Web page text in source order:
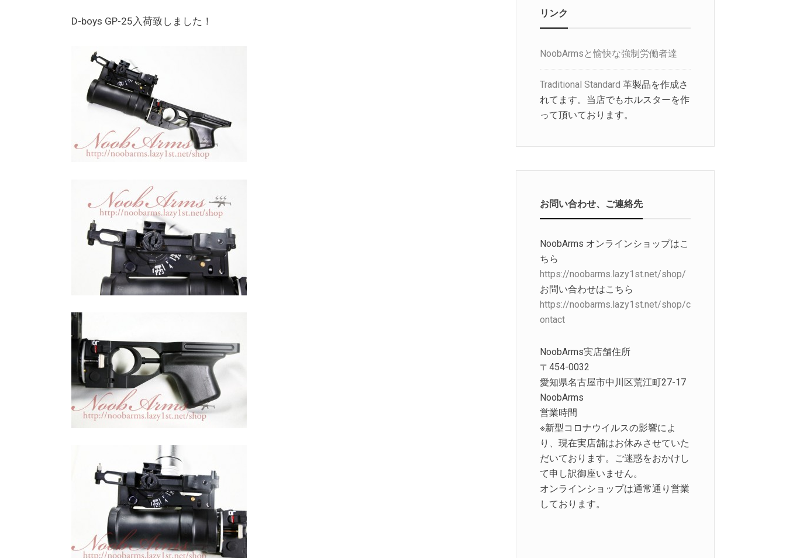
D-boys GP-25入荷致しました！
リンク
NoobArmsと愉快な強制労働者達
Traditional Standard 革製品を作成さ
れてます。当店でもホルスターを作
って頂いております。
お問い合わせ、ご連絡先
NoobArms オンラインショップはこ
ちら
https://noobarms.lazy1st.net/shop/
お問い合わせはこちら
https://noobarms.lazy1st.net/shop/c
ontact
NoobArms実店舗住所
〒454-0032
愛知県名古屋市中川区荒江町27-17
NoobArms
営業時間
※新型コロナウイルスの影響によ
り、現在実店舗はお休みさせていた
だいております。ご迷惑をおかけし
て申し訳御座いません。
オンラインショップは通常通り営業
しております。